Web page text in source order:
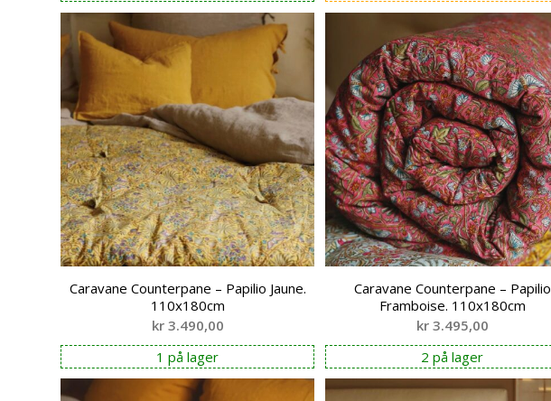
Caravane Counterpane – Papilio Jaune.
110x180cm
kr3.490,00
1 på lager
Caravane Counterpane – Papilio
Framboise. 110x180cm
kr3.495,00
2 på lager